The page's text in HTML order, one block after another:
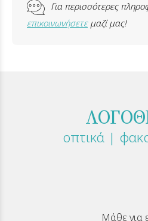
Για περισσότερες
επικοινωνήσετεμαζί μας!
οπτικά |
Μάθε για